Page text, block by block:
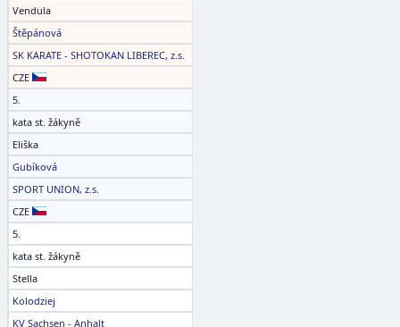
Vendula
Štěpánová
SK KARATE - SHOTOKAN LIBEREC, z.s.
CZE
5.
kata st. žákyně
Eliška
Gubíková
SPORT UNION, z.s.
CZE
5.
kata st. žákyně
Stella
Kolodziej
KV Sachsen - Anhalt